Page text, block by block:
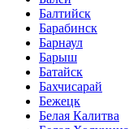
Балтийск
Барабинск
Барнаул
Барыш
Батайск
Бахчисарай
Бежецк
Белая Калитва